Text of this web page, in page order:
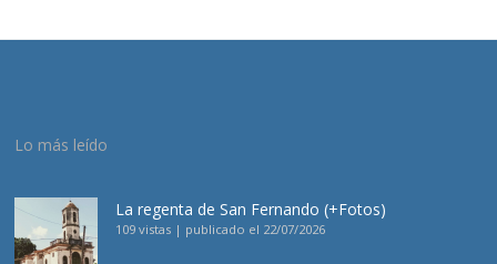
Lo más leído
La regenta de San Fernando (+Fotos)
109 vistas | publicado el 22/07/2026